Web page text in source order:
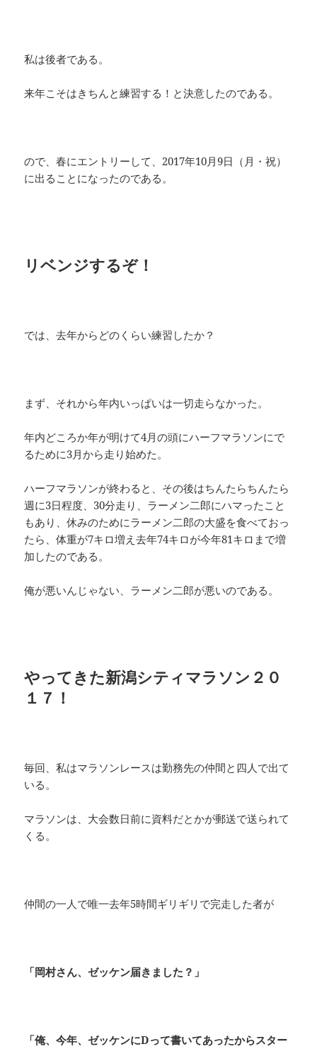
私は後者である。
来年こそはきちんと練習する！と決意したのである。
ので、春にエントリーして、2017年10月9日（月・祝）
に出ることになったのである。
リベンジするぞ！
では、去年からどのくらい練習したか？
まず、それから年内いっぱいは一切走らなかった。
年内どころか年が明けて4月の頭にハーフマラソンにで
るために3月から走り始めた。
ハーフマラソンが終わると、その後はちんたらちんたら
週に3日程度、30分走り、ラーメン二郎にハマったこと
もあり、休みのためにラーメン二郎の大盛を食べておっ
たら、体重が7キロ増え去年74キロが今年81キロまで増
加したのである。
俺が悪いんじゃない、ラーメン二郎が悪いのである。
やってきた新潟シティマラソン２０
１７！
毎回、私はマラソンレースは勤務先の仲間と四人で出て
いる。
マラソンは、大会数日前に資料だとかが郵送で送られて
くる。
仲間の一人で唯一去年5時間ギリギリで完走した者が
「岡村さん、ゼッケン届きました？」
「俺、今年、ゼッケンにDって書いてあったからスター